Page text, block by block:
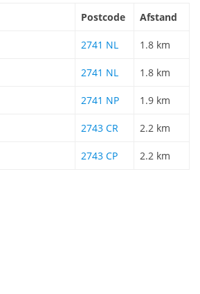
Postcode Afstand
2741 NL 1.8 km
2741 NL 1.8 km
2741 NP 1.9 km
2743 CR 2.2 km
2743 CP 2.2 km